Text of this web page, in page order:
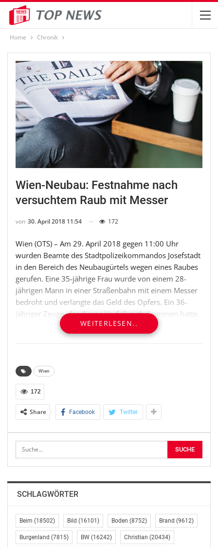
Home Chronik
Wien-Neubau: Festnahme nach
versuchtem Raub mit Messer
von 30. April 2018 11:54 172
Wien (OTS) – Am 29. April 2018 gegen 11:00 Uhr
wurden Beamte des Stadtpolizeikommandos Josefstadt
in den Bereich des Neubaugürtels wegen eines Raubes
gerufen. Eine 35-jährige Frau wurde von einem 28-
jährigen Mann in einer Straßenbahn mit einem Messer
bedroht und verlangte das Geld des Opfers. Ein 36-
jähriger Zeuge, der diesen Vorfall mitbekommen hatte,
stellte sich zwischen den Tatverdächtigen und das
Opfer. Einem weiteren Passanten gelang es den 28-
den Mann bis zum Eintreffen der Polizei festhalten. Die
Beamten nahmen den Tatverdächtigen anschließend
fest. Die Tatwaffe wurde sichergestellt. Der 28-Jährige
zeigte sich in der Einvernahme geständig und wurde in
die Justizanstalt Josefstadt gebracht.
Landespolizeidirektion Wien – Büro
Öffentlichkeitsarbeit
lpd-w-ref-pressestelle@polizei.gv.at
AUSSCHLIESSLICHER INHALTLICHER VERANTWORTUNG
DES AUSSENDERS. www.ots.at
© Copyright APA-OTS Originaltext-Service GmbH und
WEITERLESEN..
Wien
172
Share Facebook Twitter
SCHLAGWÖRTER
Beim (18502) Bild (16101) Boden (8752) Brand (9612)
Burgenland (7815) BW (16242) Christian (20434)